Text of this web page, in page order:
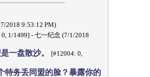
2018 9:53:12 PM)
0, 1/1499] - 七一纪念 (7/1/2018
一盘散沙。
[#12004: 0,
特务丢同盟的脸？暴露你的